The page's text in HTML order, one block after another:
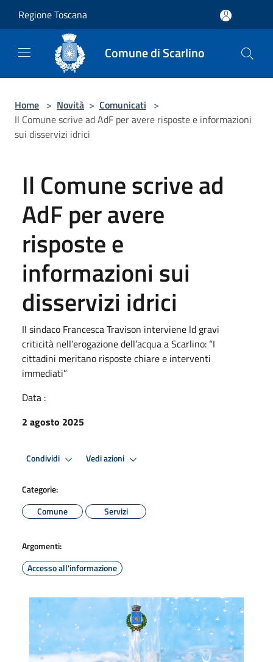
Regione Toscana
Comune di Scarlino
Home > Novità > Comunicati >
Il Comune scrive ad AdF per avere risposte e informazioni
sui disservizi idrici
Il Comune scrive ad
AdF per avere
risposte e
informazioni sui
disservizi idrici
Il sindaco Francesca Travison interviene ld gravi
criticità nell’erogazione dell’acqua a Scarlino: “I
cittadini meritano risposte chiare e interventi
immediati”
Data :
2 agosto 2025
Condividi Vedi azioni
Categorie:
Comune
Servizi
Argomenti:
Accesso all'informazione